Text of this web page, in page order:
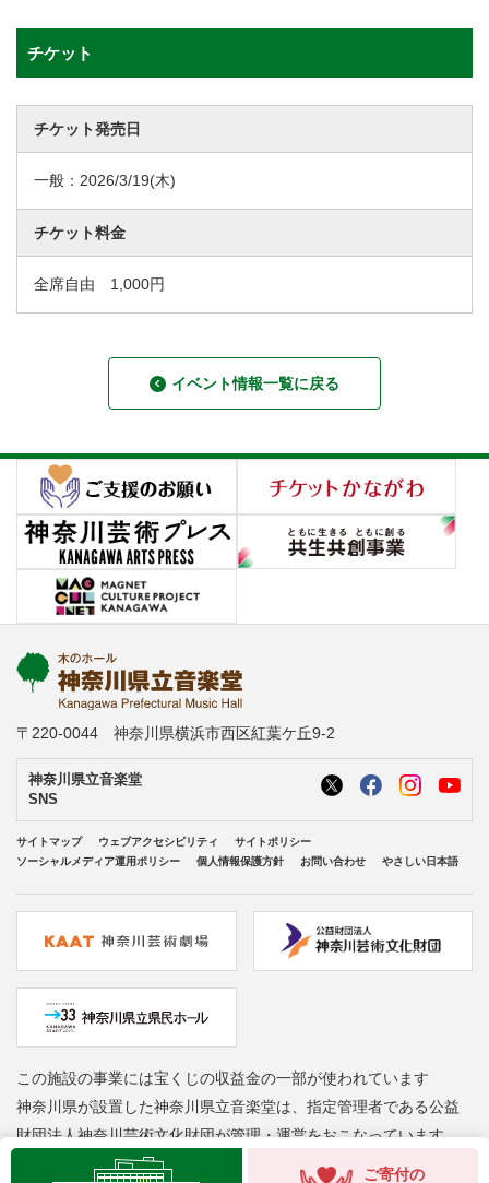
チケット
チケット発売日
一般： 2026/3/19(木)
チケット料金
全席自由 1,000円
イベント情報一覧に戻る
ご寄付の
〒220-0044 神奈川県横浜市西区紅葉ケ丘9-2
神奈川県立音楽堂
SNS
サイトマップ ウェブアクセシビリティ
サイトポリシー
ソーシャルメディア運用ポリシー
個人情報保護方針 お問い合わせ やさしい日本語
この施設の事業には宝くじの収益金の一部が使われています
神奈川県が設置した神奈川県立音楽堂は、指定管理者である公益
財団法人神奈川芸術文化財団が管理・運営をおこなっています
Copyright © Kanagawa Arts Foundation. All rights reserved.